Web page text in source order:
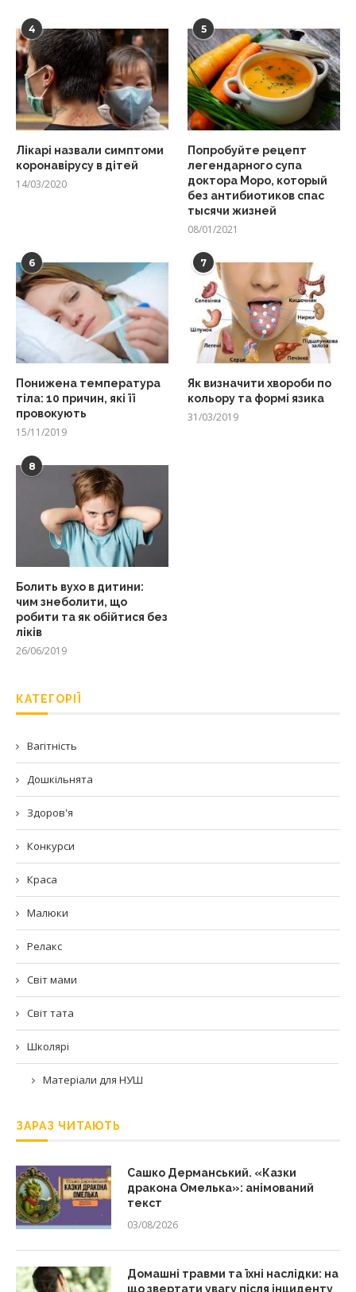
4
Лікарі назвали симптоми
коронавірусу в дітей
14/03/2020
5
Попробуйте рецепт
легендарного супа
доктора Моро, который
без антибиотиков спас
тысячи жизней
08/01/2021
6
Понижена температура
тіла: 10 причин, які її
провокують
15/11/2019
7
Як визначити хвороби по
кольору та формі язика
31/03/2019
8
Болить вухо в дитини:
чим знеболити, що
робити та як обійтися без
ліків
26/06/2019
КАТЕГОРІЇ
Вагітність
Дошкільнята
Здоров'я
Конкурси
Краса
Малюки
Релакс
Світ мами
Світ тата
Школярі
Матеріали для НУШ
ЗАРАЗ ЧИТАЮТЬ
Сашко Дерманський. «Казки
дракона Омелька»: анімований
текст
03/08/2026
Домашні травми та їхні наслідки: на
що звертати увагу після інциденту